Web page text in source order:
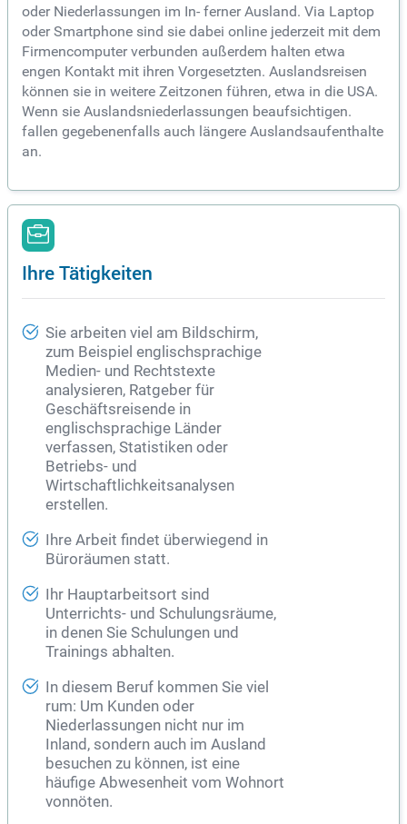
oder Niederlassungen im In- ferner Ausland. Via Laptop
oder Smartphone sind sie dabei online jederzeit mit dem
Firmencomputer verbunden außerdem halten etwa
engen Kontakt mit ihren Vorgesetzten. Auslandsreisen
können sie in weitere Zeitzonen führen, etwa in die USA.
Wenn sie Auslandsniederlassungen beaufsichtigen.
fallen gegebenenfalls auch längere Auslandsaufenthalte
an.
Ihre Tätigkeiten
Sie arbeiten viel am Bildschirm,
zum Beispiel englischsprachige
Medien- und Rechtstexte
analysieren, Ratgeber für
Geschäftsreisende in
englischsprachige Länder
verfassen, Statistiken oder
Betriebs- und
Wirtschaftlichkeitsanalysen
erstellen.
Ihre Arbeit findet überwiegend in
Büroräumen statt.
Ihr Hauptarbeitsort sind
Unterrichts- und Schulungsräume,
in denen Sie Schulungen und
Trainings abhalten.
In diesem Beruf kommen Sie viel
rum: Um Kunden oder
Niederlassungen nicht nur im
Inland, sondern auch im Ausland
besuchen zu können, ist eine
häufige Abwesenheit vom Wohnort
vonnöten.